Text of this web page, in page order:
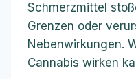
Schmerzmittel
Grenzen oder
Nebenwirkungen.
Cannabis wirken